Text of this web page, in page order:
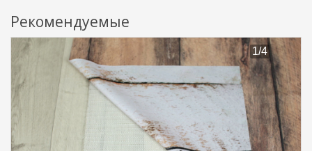
Рекомендуемые